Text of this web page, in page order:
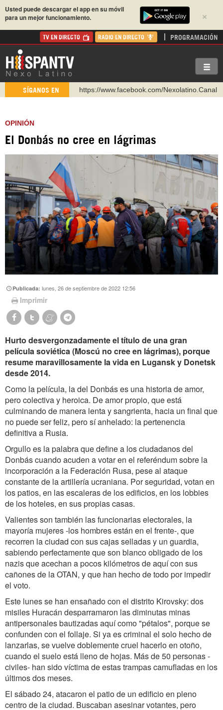
×
Usted puede descargar el app en su móvil
para un mejor funcionamiento.
TV EN DIRECTO RADIO EN DIRECTO PROGRAMACIÓN
SÍGANOS EN
https://www.facebook.com/Nexolatino.Canal
https://urmedium.com/c/hispantv
WhatsApp y Viber: +98 921 79 29 404
Instagram como: hispan_tv
OPINIÓN
El Donbás no cree en lágrimas
Publicada:lunes, 26 de septiembre de 2022 12:56
Imprimir
Hurto desvergonzadamente el título de una gran
película soviética (Moscú no cree en lágrimas), porque
resume maravillosamente la vida en Lugansk y Donetsk
desde 2014.
Como la película, la del Donbás es una historia de amor,
pero colectiva y heroica. De amor propio, que está
culminando de manera lenta y sangrienta, hacia un final que
no puede ser feliz, pero sí anhelado: la pertenencia
definitiva a Rusia.
Orgullo es la palabra que define a los ciudadanos del
Donbás cuando acuden a votar en el referéndum sobre la
incorporación a la Federación Rusa, pese al ataque
constante de la artillería ucraniana. Por seguridad, votan en
los patios, en las escaleras de los edificios, en los lobbies
de los hoteles, en sus propias casas.
Valientes son también las funcionarias electorales, la
mayoría mujeres -los hombres están en el frente-, que
recorren la ciudad con sus cajas selladas y un guardia,
sabiendo perfectamente que son blanco obligado de los
nazis que acechan a pocos kilómetros de aquí con sus
cañones de la OTAN, y que han hecho de todo por impedir
el voto.
Este lunes se han ensañado con el distrito Kirovsky: dos
misiles Huracán desparramaron las diminutas minas
antipersonales bautizadas aquí como "pétalos", porque se
confunden con el follaje. Si ya es criminal el solo hecho de
lanzarlas, se vuelve doblemente cruel hacerlo en otoño,
cuando el suelo está lleno de hojas. Más de 50 personas -
civiles- han sido víctima de estas trampas camufladas en los
últimos dos meses.
El sábado 24, atacaron el patio de un edificio en pleno
centro de la ciudad. Buscaban asesinar votantes, pero